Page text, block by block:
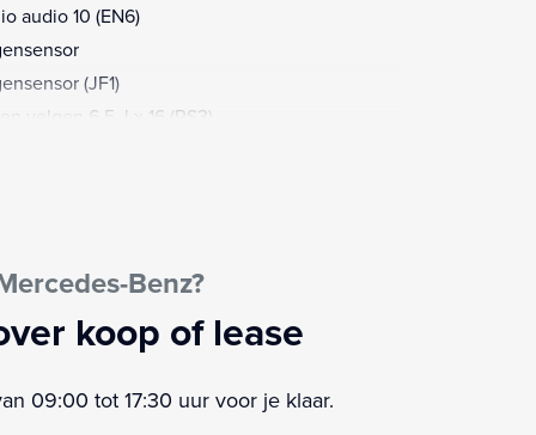
audio 10 (EN6)
(JF1)
velgen 6,5 J x 16 (RS3)
volledig
als bedrijfswagen (Z41)
glas
Benz?
koop of lease
09:00 tot 17:30 uur voor je klaar.